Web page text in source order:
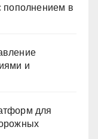
пополнением в
и
для